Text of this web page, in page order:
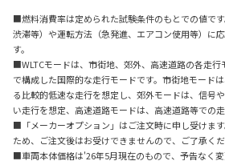
■燃料消費率は定められた試験条件のもとでの値です
渋滞等）や運転方法（急発進、エアコン使用等）に
す。
■WLTCモードは、市街地、郊外、高速道路の各走
で構成した国際的な走行モードです。市街地モード
る比較的低速な走行を想定し、郊外モードは、信号
い走行を想定、高速道路モードは、高速道路等での走
■「メーカーオプション」はご注文時に申し受けま
ため、ご注文後はお受けできませんので、ご了承くだ
■車両本体価格は'26年5月現在のもので、予告なく変